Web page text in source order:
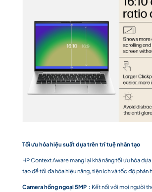
Tối ưu hóa hiệu suất dựa trên trí tuệ nhân tạo
HP Context Aware mang lại khả năng tối ưu hóa
tạo để tối đa hóa hiệu năng, tiện ích và tốc độ phản
Camera hồng ngoại 5MP : Kết nối với mọi người